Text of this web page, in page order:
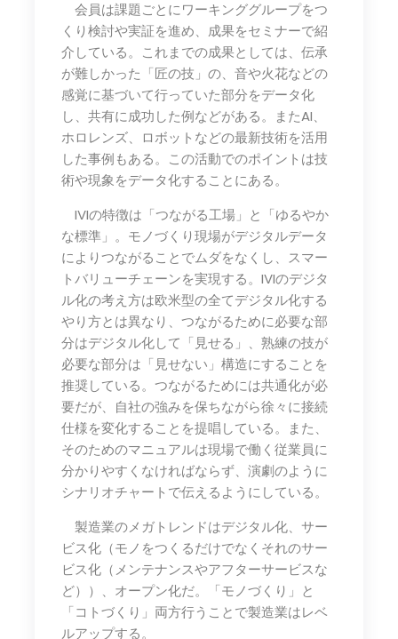
会員は課題ごとにワーキンググループをつ
くり検討や実証を進め、成果をセミナーで紹
介している。これまでの成果としては、伝承
が難しかった「匠の技」の、音や火花などの
感覚に基づいて行っていた部分をデータ化
し、共有に成功した例などがある。またAI、
ホロレンズ、ロボットなどの最新技術を活用
した事例もある。この活動でのポイントは技
術や現象をデータ化することにある。
IVIの特徴は「つながる工場」と「ゆるやか
な標準」。モノづくり現場がデジタルデータ
によりつながることでムダをなくし、スマー
トバリューチェーンを実現する。IVIのデジタ
ル化の考え方は欧米型の全てデジタル化する
やり方とは異なり、つながるために必要な部
分はデジタル化して「見せる」、熟練の技が
必要な部分は「見せない」構造にすることを
推奨している。つながるためには共通化が必
要だが、自社の強みを保ちながら徐々に接続
仕様を変化することを提唱している。また、
そのためのマニュアルは現場で働く従業員に
分かりやすくなければならず、演劇のように
シナリオチャートで伝えるようにしている。
製造業のメガトレンドはデジタル化、サー
ビス化（モノをつくるだけでなくそれのサー
ビス化（メンテナンスやアフターサービスな
ど））、オープン化だ。「モノづくり」と
「コトづくり」両方行うことで製造業はレベ
ルアップする。